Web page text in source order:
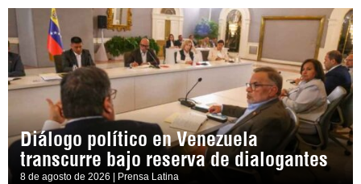
Diálogo político en Venezuela
transcurre bajo reserva de dialogantes
8 de agosto de 2026 | Prensa Latina